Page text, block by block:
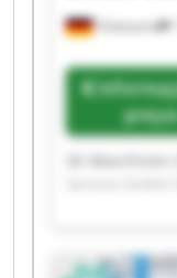
Tönisvorst
Informação de
Maschinen-
Maschinen-